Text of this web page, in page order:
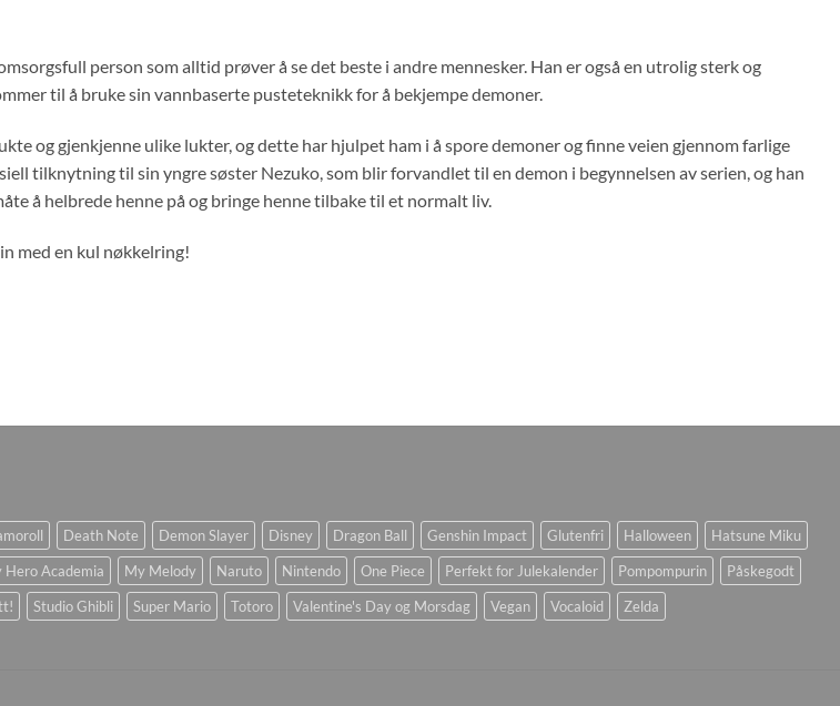
person som alltid prøver å se det beste i andre mennesker. Han er også en utrolig sterk og
til å bruke sin vannbaserte pusteteknikk for å bekjempe demoner.
og gjenkjenne ulike lukter, og dette har hjulpet ham i å spore demoner og finne veien gjennom farlige
tilknytning til sin yngre søster Nezuko, som blir forvandlet til en demon i begynnelsen av serien, og han
å helbrede henne på og bringe henne tilbake til et normalt liv.
med en kul nøkkelring!
Death Note Demon Slayer Disney Dragon Ball Genshin Impact Glutenfri Halloween
Hatsune Miku
Hero Academia My Melody Naruto Nintendo One Piece Perfekt for Julekalender Pompompurin
Påskegodt
Studio Ghibli Super Mario Totoro Valentine's Day og Morsdag Vegan Vocaloid Zelda